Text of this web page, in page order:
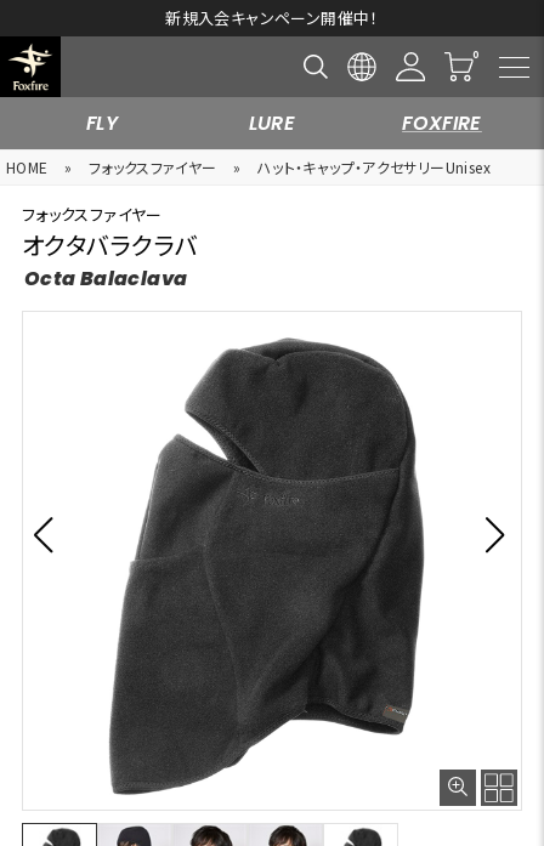
新規入会キャンペーン開催中！
FLY LURE FOXFIRE
HOME » フォックスファイヤー » ハット・キャップ・アクセサリーUnisex
フォックスファイヤー
オクタバラクラバ
Octa Balaclava